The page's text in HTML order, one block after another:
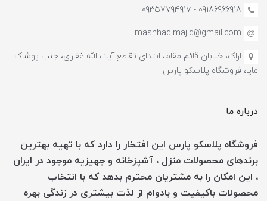
09186966918 - 0935779491۷
mashhadimajid@gmail.com
اراک، خیابان قائم مقام، ابتدای تقاطع آیت الله غفاری، جنب پوشاک
مایا، فروشگاه پلاسکو پارس
درباره ما
فروشگاه پلاسکو پارس این افتخار را دارد که با تهیه بهترین
برندهای محصولات منزل ، آشپزخانه و جهیزیه موجود در ایران
، این امکان را به مشتریان محترم بدهد که با انتخاب
محصولات باکیفیت و بادوام از لذت بیشتری در زندگی بهره